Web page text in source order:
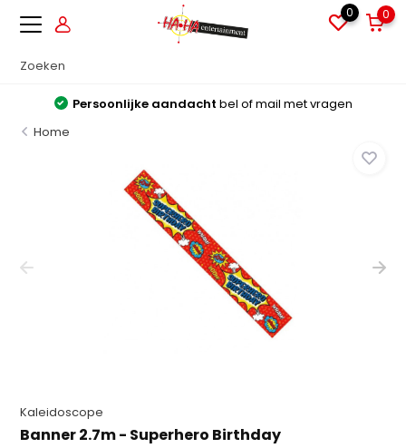
0 0
Persoonlijke aandacht bel of mail met vragen
Home
Kaleidoscope
Banner 2.7m - Superhero Birthday